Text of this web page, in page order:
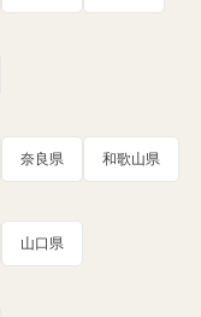
奈良県 和歌山県
山口県